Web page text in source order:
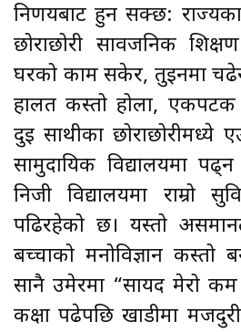
निर्णयबाट हुन सक्छ:
छोराछोरी सार्वजनिक
घरको काम सकेर, तुइनमा
हालत कस्तो होला, एकपटक
दुई साथीका छोराछोरीमध्ये
सामुदायिक विद्यालयमा
निजी विद्यालयमा राम्रो
पढिरहेको छ। यस्तो
बच्चाको मनोविज्ञान
सानै उमेरमा “सायद मेरो
कक्षा पढेपछि खाडीमा